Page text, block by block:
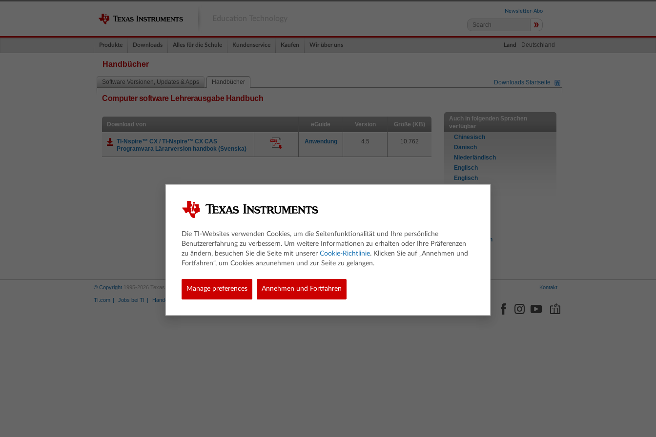
Newsletter-Abo
»
Produkte Downloads Alles für die Schule Kundenservice Kaufen Wir über uns Land Deutschland
Handbücher
Software Versionen, Updates & Apps Handbücher Downloads Startseite
Computer software Lehrerausgabe Handbuch
Download von eGuide Version Größe (KB)
TI-Nspire™ CX / TI-Nspire™ CX CAS
Programvara Lärarversion handbok (Svenska)
Anwendung 4.5 10.762
Auch in folgenden Sprachen
verfügbar
Chinesisch
Dänisch
Niederländisch
Englisch
Englisch
Portugiesisch
Spanisch
© Copyright 1995-2026 Texas Instruments Incorporated. Alle Rechte vorbehalten.
TI.com Jobs bei TI Handelsmarke Privacy Policy Link Policy Richtlinie Für Softwaredaten Cookie Policy
Kontakt
Die TI-Websites verwenden Cookies, um die Seitenfunktionalität und Ihre persönliche
Benutzererfahrung zu verbessern. Um weitere Informationen zu erhalten oder Ihre Präferenzen
zu ändern, besuchen Sie die Seite mit unserer Cookie-Richtlinie. Klicken Sie auf „Annehmen und
Fortfahren“, um Cookies anzunehmen und zur Seite zu gelangen.
Manage preferences Annehmen und Fortfahren